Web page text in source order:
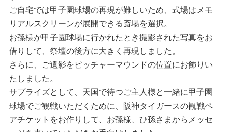
ご自宅では甲子園球場の再現が難しいため、式場はメモ
リアルスクリーンが展開できる斎場を選択。
お孫様が甲子園球場に行かれたとき撮影された写真をお
借りして、祭壇の後方に大きく再現しました。
さらに、ご遺影をピッチャーマウンドの位置にお飾りい
たしました。
サプライズとして、天国で待つご主人様と一緒に甲子園
球場でご観戦いただくために、阪神タイガースの観戦ペ
アチケットをお作りして、お孫様、ひ孫さまからメッセ